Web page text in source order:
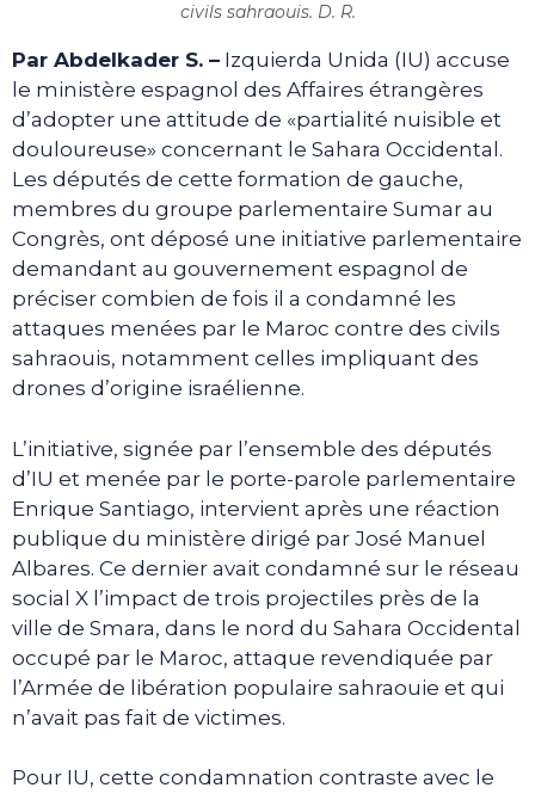
civils sahraouis. D. R.
Par Abdelkader S. – Izquierda Unida (IU) accuse
le ministère espagnol des Affaires étrangères
d’adopter une attitude de «partialité nuisible et
douloureuse» concernant le Sahara Occidental.
Les députés de cette formation de gauche,
membres du groupe parlementaire Sumar au
Congrès, ont déposé une initiative parlementaire
demandant au gouvernement espagnol de
préciser combien de fois il a condamné les
attaques menées par le Maroc contre des civils
sahraouis, notamment celles impliquant des
drones d’origine israélienne.
L’initiative, signée par l’ensemble des députés
d’IU et menée par le porte-parole parlementaire
Enrique Santiago, intervient après une réaction
publique du ministère dirigé par José Manuel
Albares. Ce dernier avait condamné sur le réseau
social X l’impact de trois projectiles près de la
ville de Smara, dans le nord du Sahara Occidental
occupé par le Maroc, attaque revendiquée par
l’Armée de libération populaire sahraouie et qui
n’avait pas fait de victimes.
Pour IU, cette condamnation contraste avec le